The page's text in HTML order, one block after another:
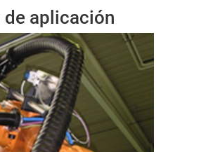
de aplicación